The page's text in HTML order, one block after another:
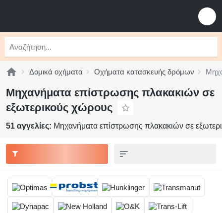
Δομικά οχήματα Οχήματα κατασκευής δρόμων
Μηχανήματα επίστρωσης πλακακιών σε
εξωτερικούς χώρους
51 αγγελίες: Μηχανήματα επίστρωσης πλακακιών σε